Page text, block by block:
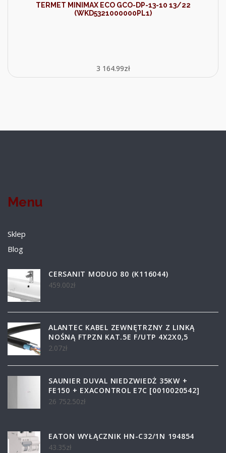
TERMET MINIMAX ECO GCO-DP-13-10 13/22
(WKD5321000000PL1)
3 164.99zł
Menu
Sklep
Blog
CERSANIT MODUO 80 (K116044)
459.00zł
ALANTEC KABEL ZEWNĘTRZNY Z LINKĄ
NOŚNĄ FTPZN KAT.5E F/UTP 4X2X0,5
2.07zł
SAUNIER DUVAL NIEDZWIEDŻ 35KW +
FE150 + EXACONTROL E7C [0010020542]
26 752.50zł
EATON WYŁĄCZNIK HN-C32/1N 194854
43.35zł